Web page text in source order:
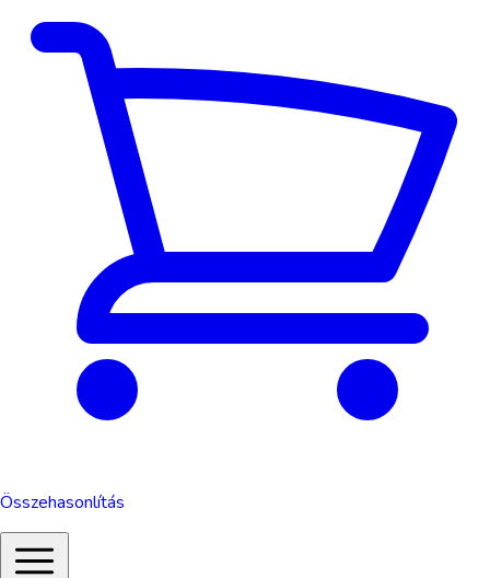
Összehasonlítás